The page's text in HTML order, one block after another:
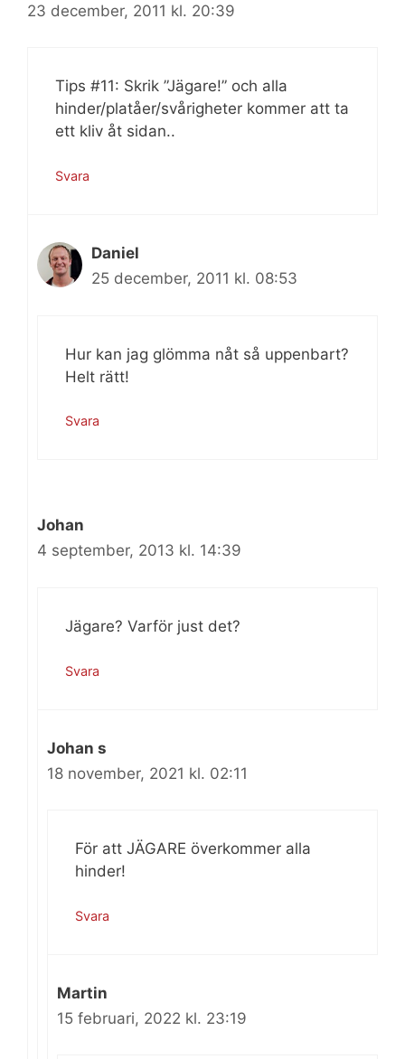
23 december, 2011 kl. 20:39
Tips #11: Skrik ”Jägare!” och alla
hinder/platåer/svårigheter kommer att ta
ett kliv åt sidan..
Svara
Daniel
25 december, 2011 kl. 08:53
Hur kan jag glömma nåt så uppenbart?
Helt rätt!
Svara
Johan
4 september, 2013 kl. 14:39
Jägare? Varför just det?
Svara
Johan s
18 november, 2021 kl. 02:11
För att JÄGARE överkommer alla
hinder!
Svara
Martin
15 februari, 2022 kl. 23:19